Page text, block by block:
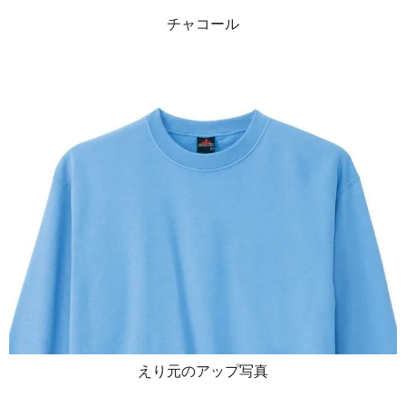
チャコール
えり元のアップ写真